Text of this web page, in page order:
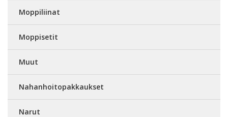
Moppiliinat
Moppisetit
Muut
Nahanhoitopakkaukset
Narut